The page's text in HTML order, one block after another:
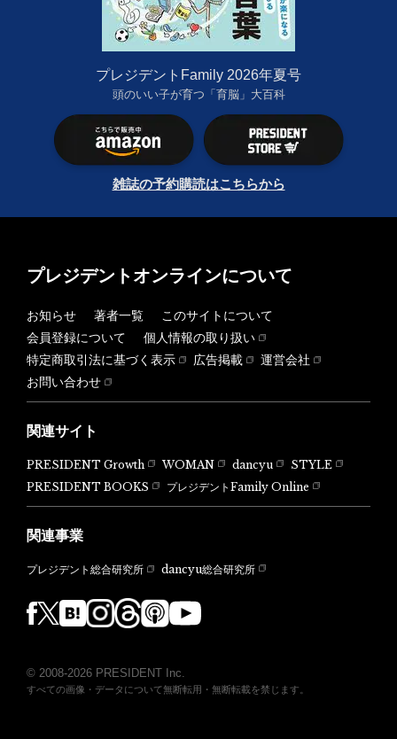
プレジデントFamily 2026年夏号
頭のいい子が育つ「育脳」大百科
雑誌の予約購読はこちらから
プレジデントオンラインについて
お知らせ 著者一覧
このサイトについて
会員登録について
個人情報の取り扱い
特定商取引法に基づく表示
広告掲載
運営会社
お問い合わせ
関連サイト
PRESIDENT Growth WOMAN dancyu
STYLE
PRESIDENT BOOKS
プレジデントFamily Online
関連事業
プレジデント総合研究所 dancyu総合研究所
© 2008-2026 PRESIDENT Inc.
すべての画像・データについて無断転用・無断転載を禁じます。